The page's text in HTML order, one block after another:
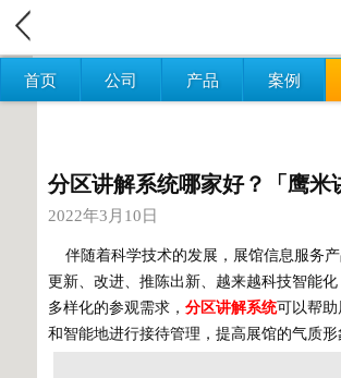
首页 公司 产品 案例
分区讲解系统哪家好？「鹰米
2022年3月10日
伴随着科学技术的发展，展馆信息服务
更新、改进、推陈出新、越来越科技智能
多样化的参观需求， 分区讲解系统可以帮
和智能地进行接待管理，提高展馆的气质形